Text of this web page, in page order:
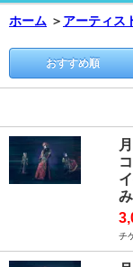
ホーム ＞ アーティス
おすすめ順
チ